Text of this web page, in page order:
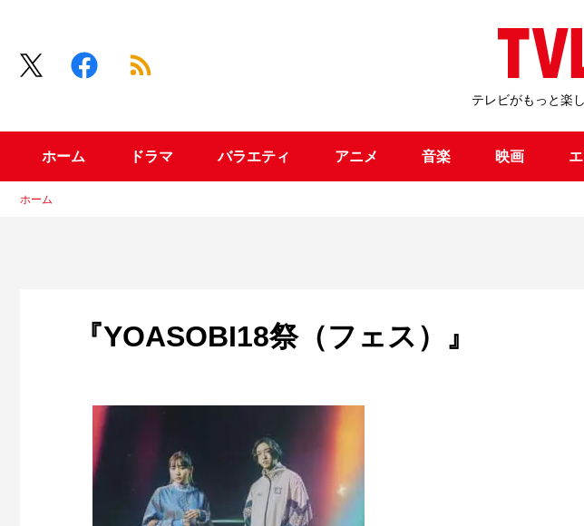
テレビがもっと楽
ホーム ドラマ バラエティ アニメ 音楽 映画
ホーム
『YOASOBI18祭（フェス）』